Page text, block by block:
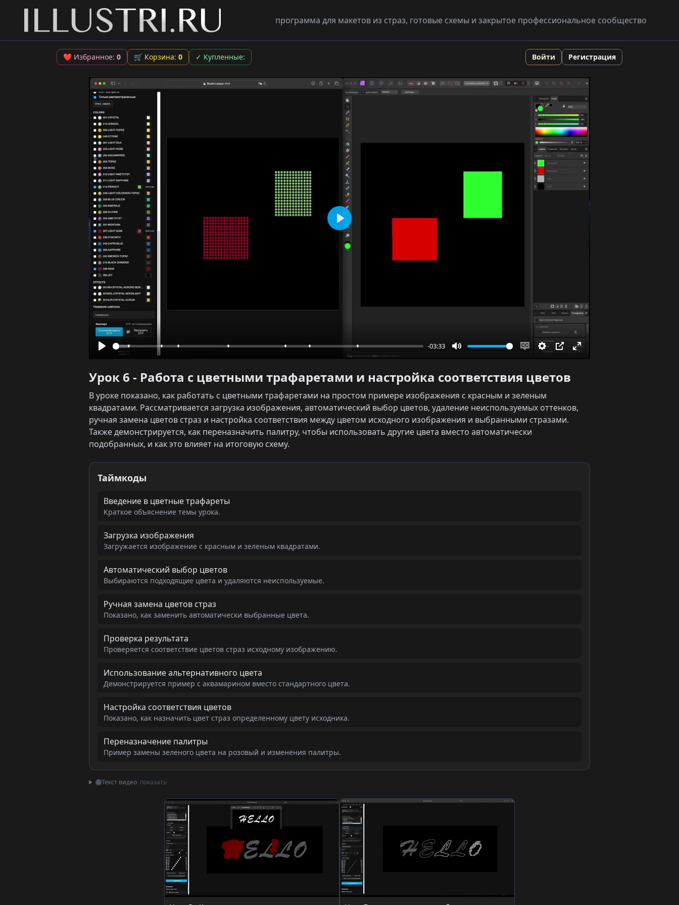
программа для макетов из страз, готовые схемы и закрытое профессиональное сообщество
❤ Избранное: 0 🛒 Корзина: 0 ✓ Купленные: Войти Регистрация
Play
-03:33
EnableSettings
PIP Enter
Play
Урок 6 - Работа с цветными трафаретами и настройка соответствия цветов
В уроке показано, как работать с цветными трафаретами на простом примере изображения с красным и зеленым
квадратами. Рассматривается загрузка изображения, автоматический выбор цветов, удаление неиспользуемых оттенков,
ручная замена цветов страз и настройка соответствия между цветом исходного изображения и выбранными стразами.
Также демонстрируется, как переназначить палитру, чтобы использовать другие цвета вместо автоматически
подобранных, и как это влияет на итоговую схему.
Таймкоды
Введение в цветные трафареты
Краткое объяснение темы урока.
Загрузка изображения
Загружается изображение с красным и зеленым квадратами.
Автоматический выбор цветов
Выбираются подходящие цвета и удаляются неиспользуемые.
Ручная замена цветов страз
Показано, как заменить автоматически выбранные цвета.
Проверка результата
Проверяется соответствие цветов страз исходному изображению.
Использование альтернативного цвета
Демонстрируется пример с аквамарином вместо стандартного цвета.
Настройка соответствия цветов
Показано, как назначить цвет страз определенному цвету исходника.
Переназначение палитры
Пример замены зеленого цвета на розовый и изменения палитры.
Текст видео· показать